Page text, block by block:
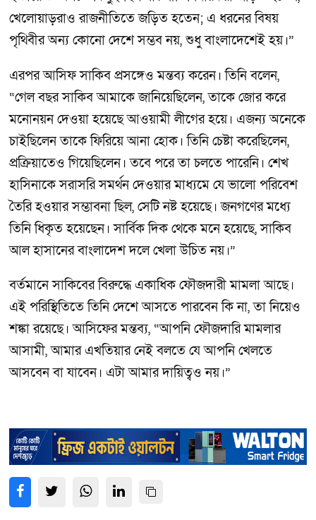
খেলোয়াড়রাও রাজনীতিতে জড়িত হতেন; এ ধরনের বিষয়
পৃথিবীর অন্য কোনো দেশে সম্ভব নয়, শুধু বাংলাদেশেই হয়।”
এরপর আসিফ সাকিব প্রসঙ্গেও মন্তব্য করেন। তিনি বলেন,
“গেল বছর সাকিব আমাকে জানিয়েছিলেন, তাকে জোর করে
মনোনয়ন দেওয়া হয়েছে আওয়ামী লীগের হয়ে। এজন্য অনেকে
চাইছিলেন তাকে ফিরিয়ে আনা হোক। তিনি চেষ্টা করেছিলেন,
প্রক্রিয়াতেও গিয়েছিলেন। তবে পরে তা চলতে পারেনি। শেখ
হাসিনাকে সরাসরি সমর্থন দেওয়ার মাধ্যমে যে ভালো পরিবেশ
তৈরি হওয়ার সম্ভাবনা ছিল, সেটি নষ্ট হয়েছে। জনগণের মধ্যে
তিনি ধিকৃত হয়েছেন। সার্বিক দিক থেকে মনে হয়েছে, সাকিব
আল হাসানের বাংলাদেশ দলে খেলা উচিত নয়।”
বর্তমানে সাকিবের বিরুদ্ধে একাধিক ফৌজদারী মামলা আছে।
এই পরিস্থিতিতে তিনি দেশে আসতে পারবেন কি না, তা নিয়েও
শঙ্কা রয়েছে। আসিফের মন্তব্য, “আপনি ফৌজদারি মামলার
আসামী, আমার এখতিয়ার নেই বলতে যে আপনি খেলতে
আসবেন বা যাবেন। এটা আমার দায়িত্বও নয়।”